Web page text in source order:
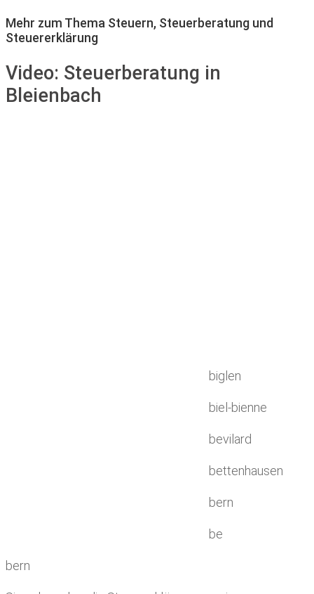
Mehr zum Thema Steuern, Steuerberatung und
Steuererklärung
Video: Steuerberatung in
Bleienbach
biglen
biel-bienne
bevilard
bettenhausen
bern
be
bern